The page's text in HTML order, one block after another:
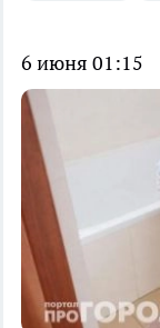
6 июня 01:15